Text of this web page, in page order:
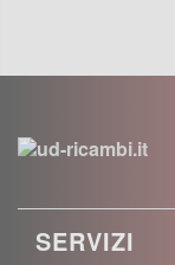
SERVIZI